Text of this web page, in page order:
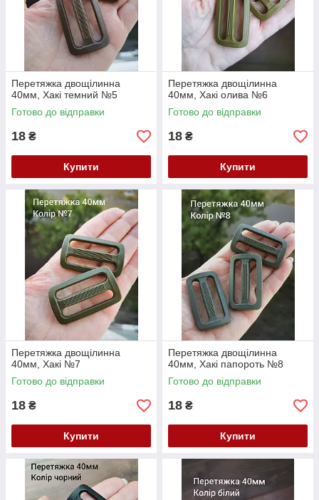
Перетяжка двощілинна
40мм, Хакі темний №5
Готово до відправки
18 ₴
Купити
Перетяжка двощілинна
40мм, Хакі олива №6
Готово до відправки
18 ₴
Купити
Перетяжка двощілинна
40мм, Хакі №7
Готово до відправки
18 ₴
Купити
Перетяжка двощілинна
40мм, Хакі папороть №8
Готово до відправки
18 ₴
Купити